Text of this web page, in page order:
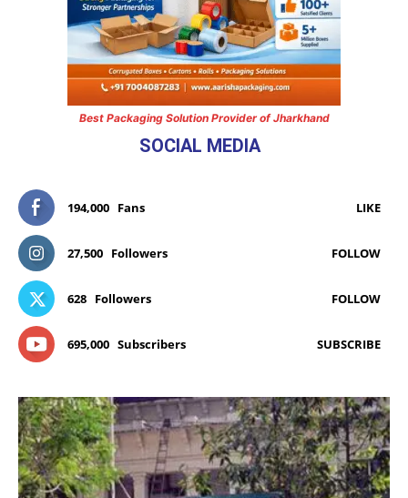
Best Packaging Solution Provider of Jharkhand
SOCIAL MEDIA
194,000 Fans LIKE
27,500 Followers FOLLOW
628 Followers FOLLOW
695,000 Subscribers SUBSCRIBE